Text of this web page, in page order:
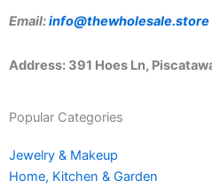
Email:info@thewholesale.store
Address: 391 Hoes Ln,
Popular Categories
Jewelry & Makeup
Home, Kitchen & Garden